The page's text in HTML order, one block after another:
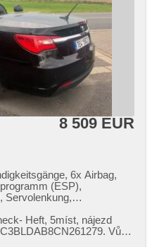
8 509 EUR
6x Airbag,
(ESP),
Servolenkung,
Navigation, parkovací
Heft,​ 5míst,​ nájezd
Vůz